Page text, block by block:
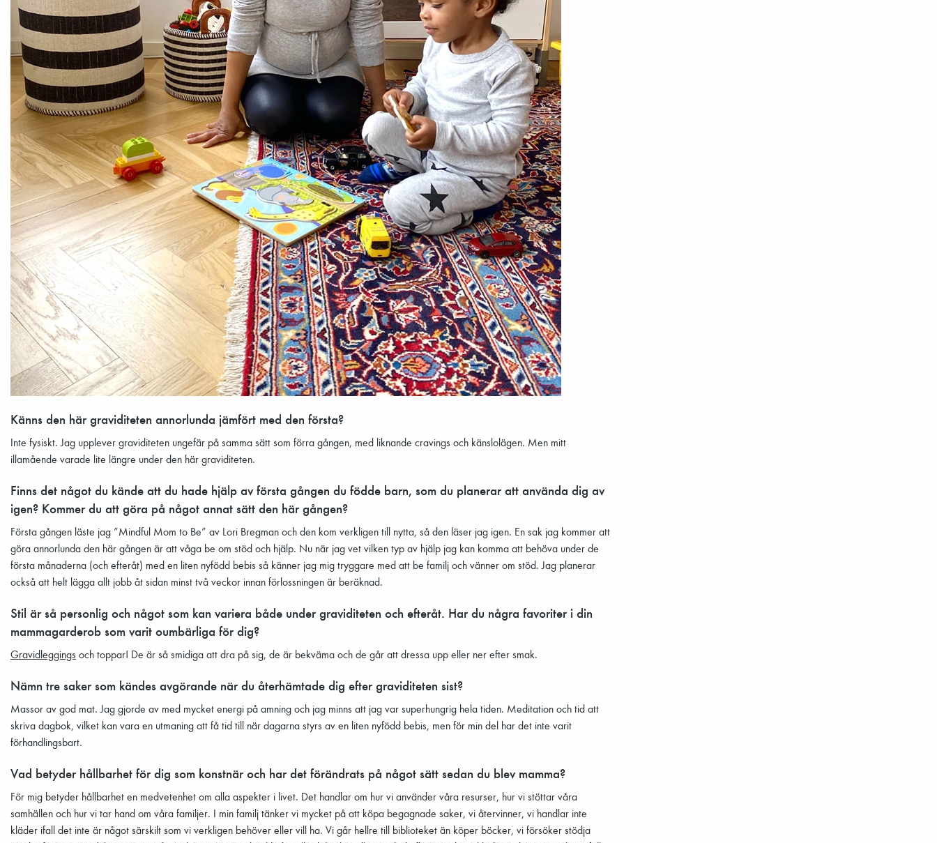
Känns den här graviditeten annorlunda jämfört med den första?
Inte fysiskt. Jag upplever graviditeten ungefär på samma sätt som förra gången, med liknande cravings och känslolägen. Men mitt
illamående varade lite längre under den här graviditeten.
Finns det något du kände att du hade hjälp av första gången du födde barn, som du planerar att använda dig av
igen? Kommer du att göra på något annat sätt den här gången?
Första gången läste jag ”Mindful Mom to Be” av Lori Bregman och den kom verkligen till nytta, så den läser jag igen. En sak jag kommer att
göra annorlunda den här gången är att våga be om stöd och hjälp. Nu när jag vet vilken typ av hjälp jag kan komma att behöva under de
första månaderna (och efteråt) med en liten nyfödd bebis så känner jag mig tryggare med att be familj och vänner om stöd. Jag planerar
också att helt lägga allt jobb åt sidan minst två veckor innan förlossningen är beräknad.
Stil är så personlig och något som kan variera både under graviditeten och efteråt. Har du några favoriter i din
mammagarderob som varit oumbärliga för dig?
Gravidleggings och toppar! De är så smidiga att dra på sig, de är bekväma och de går att dressa upp eller ner efter smak.
Nämn tre saker som kändes avgörande när du återhämtade dig efter graviditeten sist?
Massor av god mat. Jag gjorde av med mycket energi på amning och jag minns att jag var superhungrig hela tiden. Meditation och tid att
skriva dagbok, vilket kan vara en utmaning att få tid till när dagarna styrs av en liten nyfödd bebis, men för min del har det inte varit
förhandlingsbart.
Vad betyder hållbarhet för dig som konstnär och har det förändrats på något sätt sedan du blev mamma?
För mig betyder hållbarhet en medvetenhet om alla aspekter i livet. Det handlar om hur vi använder våra resurser, hur vi stöttar våra
samhällen och hur vi tar hand om våra familjer. I min familj tänker vi mycket på att köpa begagnade saker, vi återvinner, vi handlar inte
kläder ifall det inte är något särskilt som vi verkligen behöver eller vill ha. Vi går hellre till biblioteket än köper böcker, vi försöker stödja